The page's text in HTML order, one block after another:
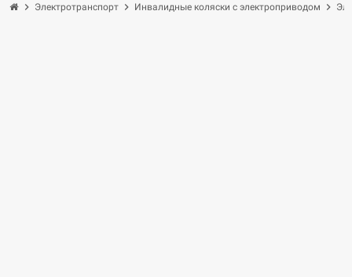
chevron_right Электротранспорт chevron_right Инвалидные коляски с электроприводом chevron_right